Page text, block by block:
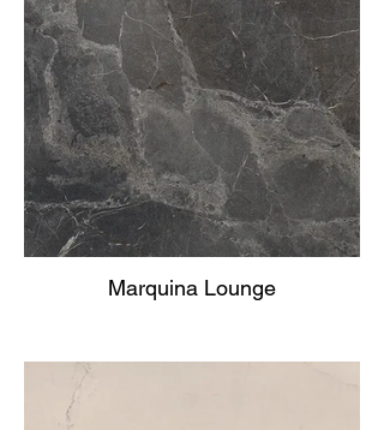
Marquina Lounge